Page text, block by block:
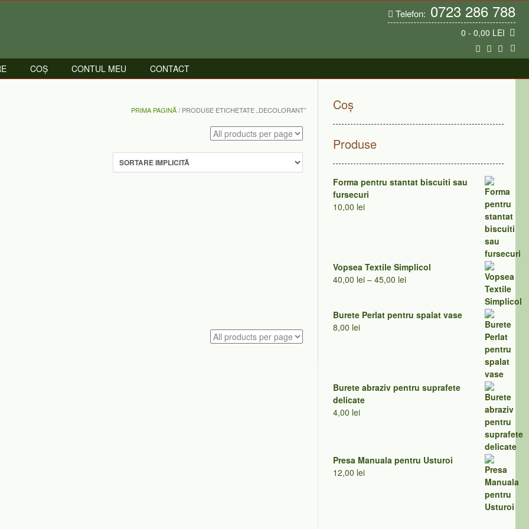
Telefon: 0723 286 788
0 - 0,00 LEI
COȘ CONTUL MEU CONTACT
PRIMA PAGINĂ/ PRODUSE ETICHETATE „DECOLORANT” Coș
Produse
Forma pentru stantat biscuiti sau
fursecuri
10,00 lei
Vopsea Textile Simplicol
40,00 lei – 45,00 leiInterval
40,00 lei
Burete Perlat pentru spalat vase
8,00 lei
Burete abraziv pentru suprafete
delicate
4,00 lei
Presa Manuala pentru Usturoi
12,00 lei